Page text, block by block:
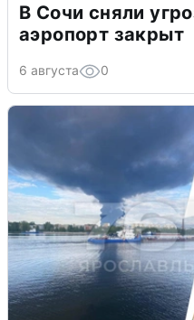
В Сочи сняли
аэропорт закрыт
6 августа 0